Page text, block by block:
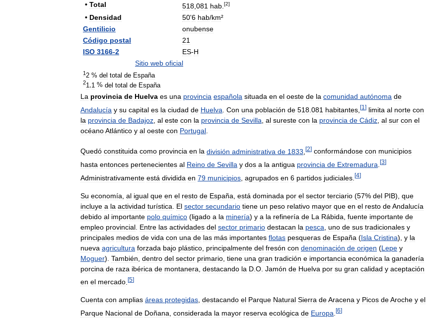
• Total 518 081 hab [2]
• Densidad 50'6 hab/km²
Gentilicio
onubense
Código postal
21
ISO 3166-2 ES-H
Sitio web oficial
12 % del total de España
21 ,1 % del total de España
La provincia de Huelva es una provincia española situada en el oeste de la comunidad autónoma de
Andalucía y su capital es la ciudad de Huelva Con una población de 518 081 habitantes [1 ] limita al norte con
la provincia de Badajoz al este con la provincia de Sevilla al sureste con la provincia de Cádiz al sur con el
océanoAtlántico y al oeste con Portugal
Quedó constituida como provincia en la división administrativa de 1833 [2] conformándose con municipios
hasta entonces pertenecientes al Reino de Sevilla y dos a la antigua provincia de Extremadura [3]
Administrativamente está dividida en 79 municipios agrupados en 6 partidos judiciales [4]
Su economía al igual que en el resto de España está dominada por el sector terciario (57% del PIB), que
incluye a la actividad turística El sector secundario tiene un peso relativo mayor que en el resto deAndalucía
debido al importante polo químico (ligado a la minería) y a la refinería de La Rábida fuente importante de
empleo provincial Entre las actividades del sector primario destacan la pesca uno de sus tradicionales y
principales medios de vida con una de las más importantes flotas pesqueras de España (Isla Cristina), y la
nueva agricultura forzada bajo plástico principalmente del fresón con denominación de origen (Lepe y
Moguer). También dentro del sector primario tiene una gran tradición e importancia económica la ganadería
porcina de raza ibérica de montanera destacando la D O Jamón de Huelva por su gran calidad y aceptación
en el mercado [5]
Cuenta con amplias áreas protegidas, destacando el Parque Natural Sierra deAracena y Picos deAroche y el
Parque Nacional de Doñana considerada la mayor reserva ecológica de Europa [6]